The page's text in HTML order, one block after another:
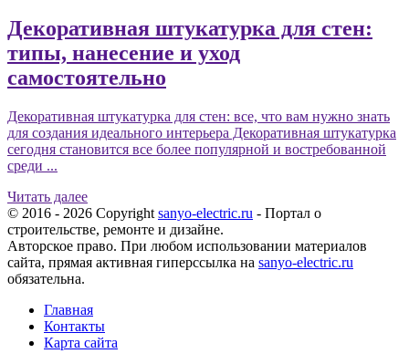
Декоративная штукатурка для стен:
типы, нанесение и уход
самостоятельно
Декоративная штукатурка для стен: все, что вам нужно знать
для создания идеального интерьера Декоративная штукатурка
сегодня становится все более популярной и востребованной
среди ...
Читать далее
© 2016 - 2026 Copyright sanyo-electric.ru - Портал о
строительстве, ремонте и дизайне.
Авторское право. При любом использовании материалов
сайта, прямая активная гиперссылка на sanyo-electric.ru
обязательна.
Главная
Контакты
Карта сайта